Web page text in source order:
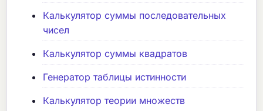
Калькулятор суммы последовательных
чисел
Калькулятор суммы квадратов
Генератор таблицы истинности
Калькулятор теории множеств